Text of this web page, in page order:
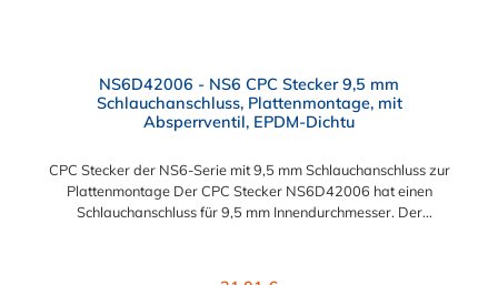
NS6D42006 - NS6 CPC Stecker 9,5 mm
Schlauchanschluss, Plattenmontage, mit
Absperrventil, EPDM-Dichtu
CPC Stecker der NS6-Serie mit 9,5 mm Schlauchanschluss zur
Plattenmontage Der CPC Stecker NS6D42006 hat einen
Schlauchanschluss für 9,5 mm Innendurchmesser. Der
Regulärer Preis: